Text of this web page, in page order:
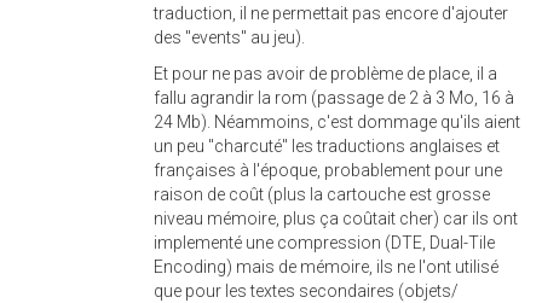
traduction, il ne permettait pas encore d'ajouter
des "events" au jeu).
Et pour ne pas avoir de problème de place, il a
fallu agrandir la rom (passage de 2 à 3 Mo, 16 à
24 Mb). Néammoins, c'est dommage qu'ils aient
un peu "charcuté" les traductions anglaises et
françaises à l'époque, probablement pour une
raison de coût (plus la cartouche est grosse
niveau mémoire, plus ça coûtait cher) car ils ont
implementé une compression (DTE, Dual-Tile
Encoding) mais de mémoire, ils ne l'ont utilisé
que pour les textes secondaires (objets/